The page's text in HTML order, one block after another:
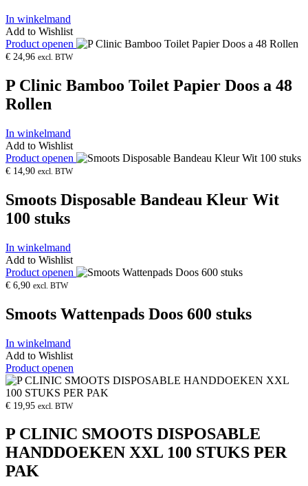
In winkelmand
Add to Wishlist
Product openen
€ 24,96 excl. BTW
P Clinic Bamboo Toilet Papier Doos a 48
Rollen
In winkelmand
Add to Wishlist
Product openen
€ 14,90 excl. BTW
Smoots Disposable Bandeau Kleur Wit
100 stuks
In winkelmand
Add to Wishlist
Product openen
€ 6,90 excl. BTW
Smoots Wattenpads Doos 600 stuks
In winkelmand
Add to Wishlist
Product openen
€ 19,95 excl. BTW
P CLINIC SMOOTS DISPOSABLE
HANDDOEKEN XXL 100 STUKS PER
PAK